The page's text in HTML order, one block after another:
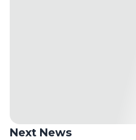
Next News